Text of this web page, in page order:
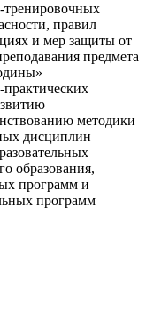
тренировочных
правил
и мер защиты от
предмета
методики
дисциплин
образования,
программ и
программ